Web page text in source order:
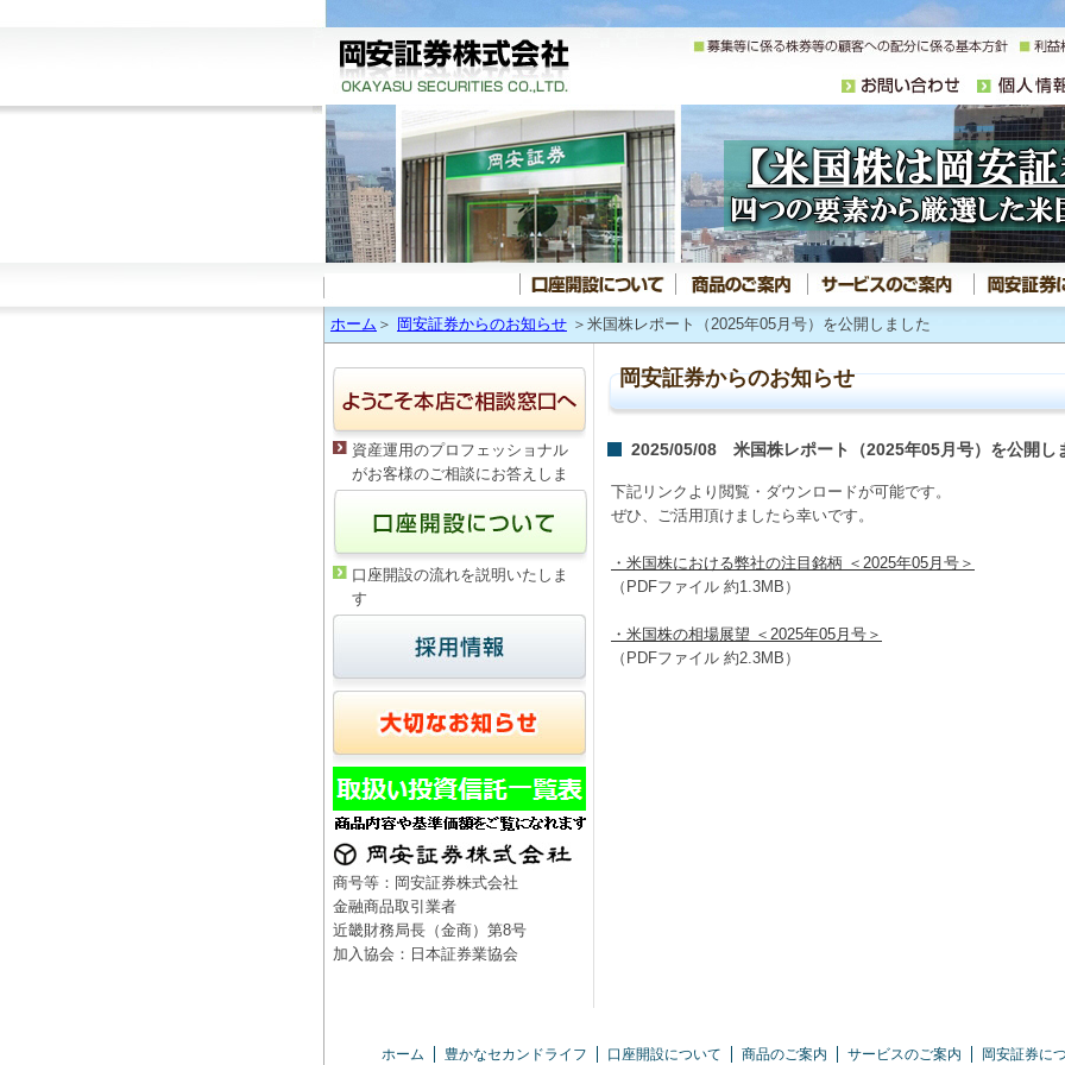
ホーム ＞ 岡安証券からのお知らせ ＞米国株レポート（2025年05月号）を公開しました
岡安証券からのお知らせ
2025/05/08 米国株レポート（2025年05月号）を公開し
下記リンクより閲覧・ダウンロードが可能です。
ぜひ、ご活用頂けましたら幸いです。
・米国株における弊社の注目銘柄 ＜2025年05月号＞
（PDFファイル 約1.3MB）
・米国株の相場展望 ＜2025年05月号＞
（PDFファイル 約2.3MB）
資産運用のプロフェッショナル
がお客様のご相談にお答えしま
口座開設の流れを説明いたしま
す
商号等：岡安証券株式会社
金融商品取引業者
近畿財務局長（金商）第8号
加入協会：日本証券業協会
ホーム 豊かなセカンドライフ 口座開設について 商品のご案内 サービスのご案内 岡安証券に